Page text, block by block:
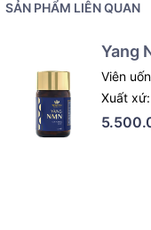
SẢN PHẨM LIÊN QUAN
Yang
Viên
Xuất